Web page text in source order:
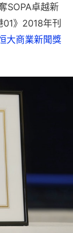
SOPA卓越新
》2018年刊
大商業新聞獎